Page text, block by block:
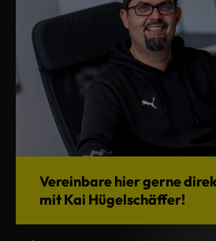
Vereinbare hier gerne
mit Kai Hügelschäffer!